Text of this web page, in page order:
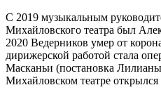
С 2019 музыкальным
Михайловского театра был
2020 Ведерников умер от
дирижерской работой стала
Масканьи (постановка
Михайловском театре